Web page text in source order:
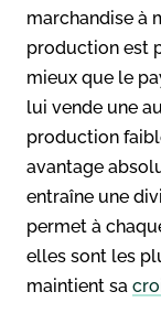
marchandise à
production est
mieux que le
lui vende une
production
avantage
entraîne une
permet à
elles sont les
maintient sa